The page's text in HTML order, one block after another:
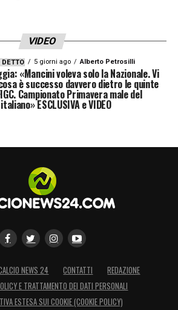
VIDEO
DETTO 5 giorni ago Alberto Petrosilli
«Mancini voleva solo la Nazionale. Vi
è successo davvero dietro le quinte
Campionato Primavera male del
ESCLUSIVA e VIDEO
NEWS 24 CONTATTI
REDAZIONE
E TRATTAMENTO DEI DATI PERSONALI
ESTESA SUI COOKIE (COOKIE POLICY)